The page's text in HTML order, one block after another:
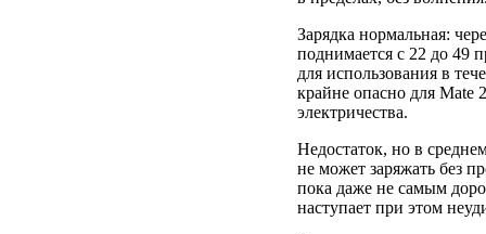
Зарядка нормальная:
поднимается с 22 до 49
для использования в
крайне опасно для Mate
электричества.
Недостаток, но в
не может заряжать без
пока даже не самым
наступает при этом